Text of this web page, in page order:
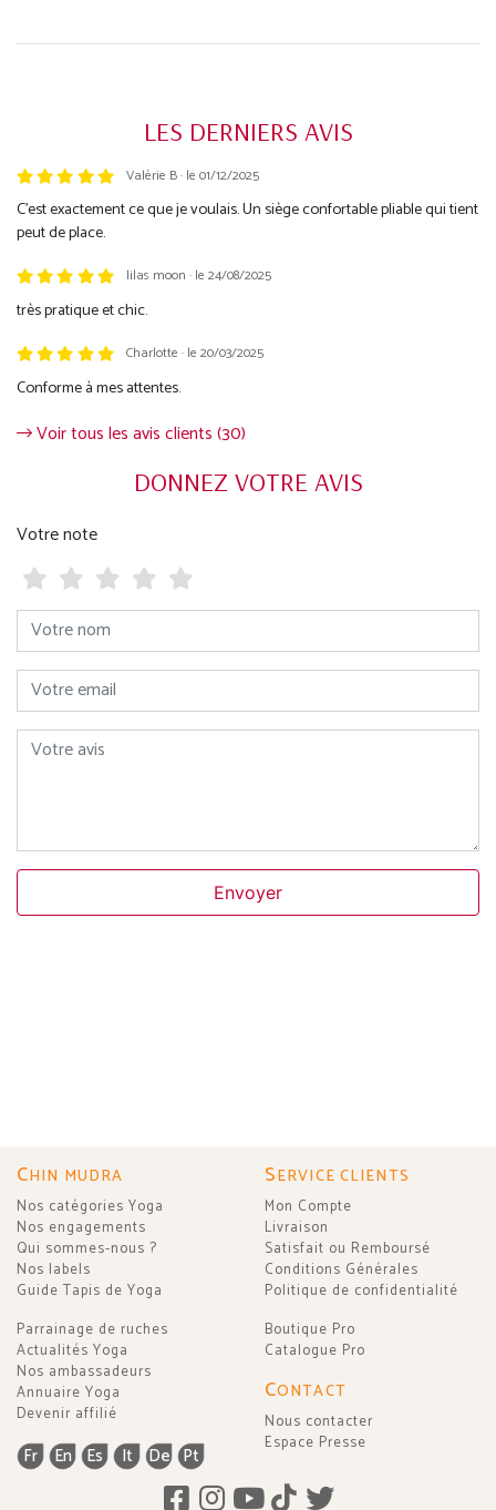
LES DERNIERS AVIS
Trustpilot Valérie B · le 01/12/2025
C’est exactement ce que je voulais. Un siège confortable pliable qui tient
peut de place.
lilas moon · le 24/08/2025
très pratique et chic.
Charlotte · le 20/03/2025
Conforme à mes attentes.
Voir tous les avis clients (30)
DONNEZ VOTRE AVIS
Votre note
Votre nom
Votre email
Votre avis
Envoyer
CHIN MUDRA
Nos catégories Yoga
Nos engagements
Qui sommes-nous ?
Nos labels
Guide Tapis de Yoga
Parrainage de ruches
Actualités Yoga
Nos ambassadeurs
Annuaire Yoga
Devenir affilié
Fr En Es It De Pt
SERVICE CLIENTS
Mon Compte
Livraison
Satisfait ou Remboursé
Conditions Générales
Politique de confidentialité
Boutique Pro
Catalogue Pro
CONTACT
Nous contacter
Espace Presse